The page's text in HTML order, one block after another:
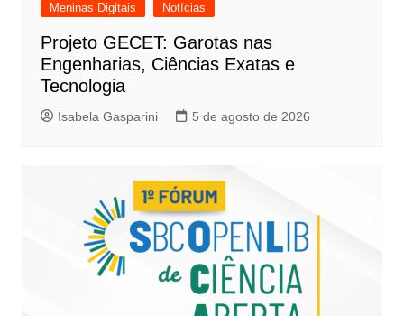
Meninas Digitais Notícias
Projeto GECET: Garotas nas
Engenharias, Ciências Exatas e
Tecnologia
Isabela Gasparini 5 de agosto de 2026